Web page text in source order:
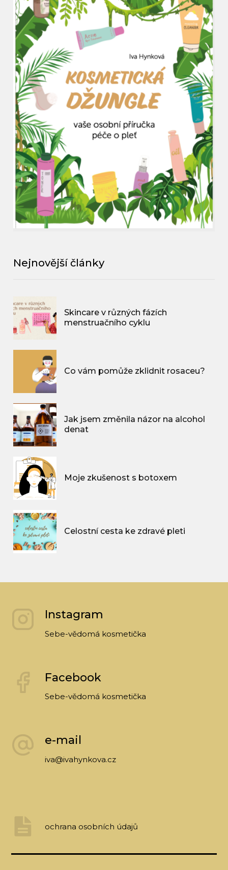
Nejnovější články
Skincare v různých fázích
menstruačního cyklu
Co vám pomůže zklidnit rosaceu?
Jak jsem změnila názor na alcohol
denat
Moje zkušenost s botoxem
Celostní cesta ke zdravé pleti
Instagram
Sebe-vědomá kosmetička
Facebook
Sebe-vědomá kosmetička
e-mail
iva@ivahynkova.cz
ochrana osobních údajů